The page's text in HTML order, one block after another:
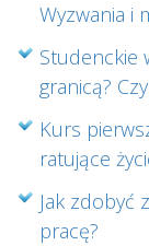
Wyzwania i
Studenckie
granicą?
Kurs
ratujące
Jak zdobyć
pracę?